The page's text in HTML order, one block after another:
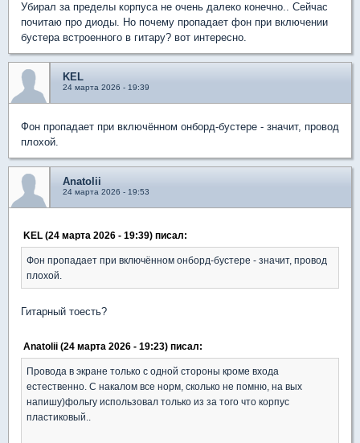
Убирал за пределы корпуса не очень далеко конечно.. Сейчас
почитаю про диоды. Но почему пропадает фон при включении
бустера встроенного в гитару? вот интересно.
KEL
24 марта 2026 - 19:39
Фон пропадает при включённом онборд-бустере - значит, провод
плохой.
Anatolii
24 марта 2026 - 19:53
KEL (24 марта 2026 - 19:39) писал:
Фон пропадает при включённом онборд-бустере - значит, провод
плохой.
Гитарный тоесть?
Anatolii (24 марта 2026 - 19:23) писал:
Провода в экране только с одной стороны кроме входа
естественно. С накалом все норм, сколько не помню, на вых
напишу)фольгу использовал только из за того что корпус
пластиковый..